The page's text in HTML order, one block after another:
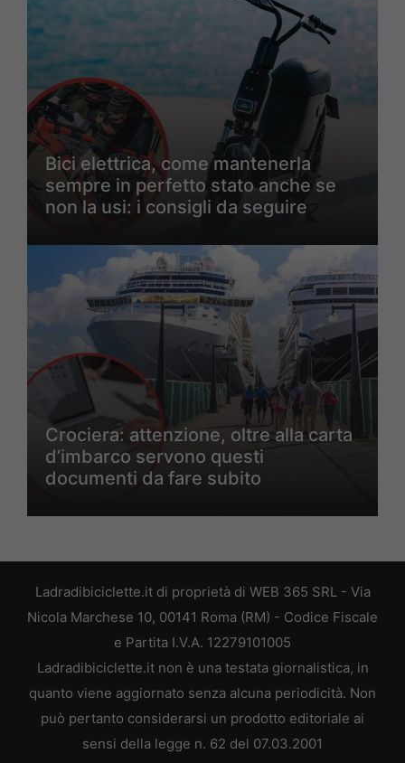
Bici elettrica, come mantenerla
sempre in perfetto stato anche se
non la usi: i consigli da seguire
Crociera: attenzione, oltre alla carta
d’imbarco servono questi
documenti da fare subito
Ladradibiciclette.it di proprietà di WEB 365 SRL - Via
Nicola Marchese 10, 00141 Roma (RM) - Codice Fiscale
e Partita I.V.A. 12279101005
Ladradibiciclette.it non è una testata giornalistica, in
quanto viene aggiornato senza alcuna periodicità. Non
può pertanto considerarsi un prodotto editoriale ai
sensi della legge n. 62 del 07.03.2001